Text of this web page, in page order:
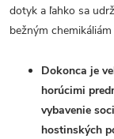
dotyk a ľahko sa
bežným
Dokonca je
horúcimi
vybavenie
hostinských